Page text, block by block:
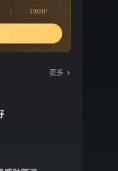
| 1080P
更多